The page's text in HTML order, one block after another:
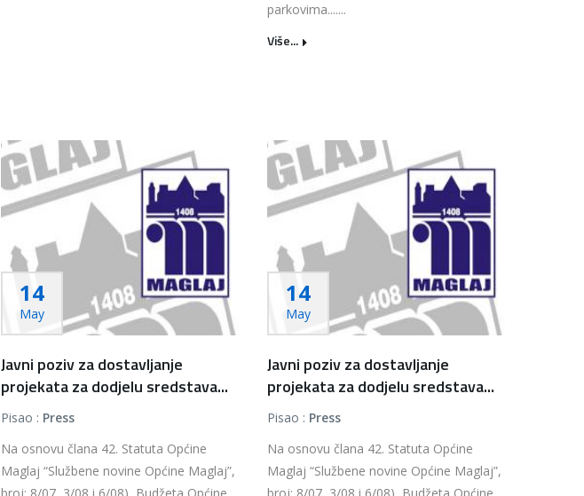
parkovima.......
Više...
14
May
Javni poziv za dostavljanje
projekata za dodjelu sredstava...
Pisao : Press
Na osnovu člana 42. Statuta Općine
Maglaj “Službene novine Općine Maglaj”,
14
May
Javni poziv za dostavljanje
projekata za dodjelu sredstava...
Pisao : Press
Na osnovu člana 42. Statuta Općine
Maglaj “Službene novine Općine Maglaj”,